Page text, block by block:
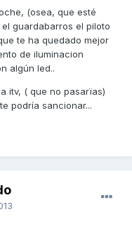
(osea, que esté
guardabarros el piloto
te ha quedado mejor
de iluminacion
algún led..
itv, ( que no pasarïas)
podría sancionar...